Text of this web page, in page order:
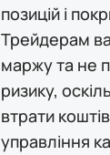
позицій і
Трейдерам
маржу та не
ризику,
втрати
управління